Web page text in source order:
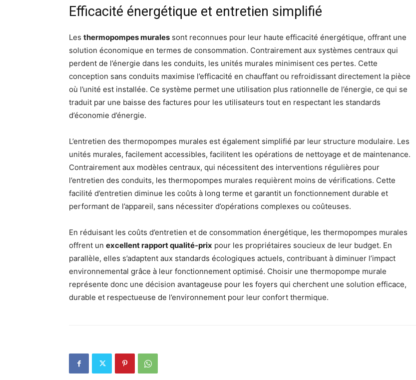
Efficacité énergétique et entretien simplifié
Les thermopompes murales sont reconnues pour leur haute efficacité énergétique, offrant une
solution économique en termes de consommation. Contrairement aux systèmes centraux qui
perdent de l’énergie dans les conduits, les unités murales minimisent ces pertes. Cette
conception sans conduits maximise l’efficacité en chauffant ou refroidissant directement la pièce
où l’unité est installée. Ce système permet une utilisation plus rationnelle de l’énergie, ce qui se
traduit par une baisse des factures pour les utilisateurs tout en respectant les standards
d’économie d’énergie.
L’entretien des thermopompes murales est également simplifié par leur structure modulaire. Les
unités murales, facilement accessibles, facilitent les opérations de nettoyage et de maintenance.
Contrairement aux modèles centraux, qui nécessitent des interventions régulières pour
l’entretien des conduits, les thermopompes murales requièrent moins de vérifications. Cette
facilité d’entretien diminue les coûts à long terme et garantit un fonctionnement durable et
performant de l’appareil, sans nécessiter d’opérations complexes ou coûteuses.
En réduisant les coûts d’entretien et de consommation énergétique, les thermopompes murales
offrent un excellent rapport qualité-prix pour les propriétaires soucieux de leur budget. En
parallèle, elles s’adaptent aux standards écologiques actuels, contribuant à diminuer l’impact
environnemental grâce à leur fonctionnement optimisé. Choisir une thermopompe murale
représente donc une décision avantageuse pour les foyers qui cherchent une solution efficace,
durable et respectueuse de l’environnement pour leur confort thermique.